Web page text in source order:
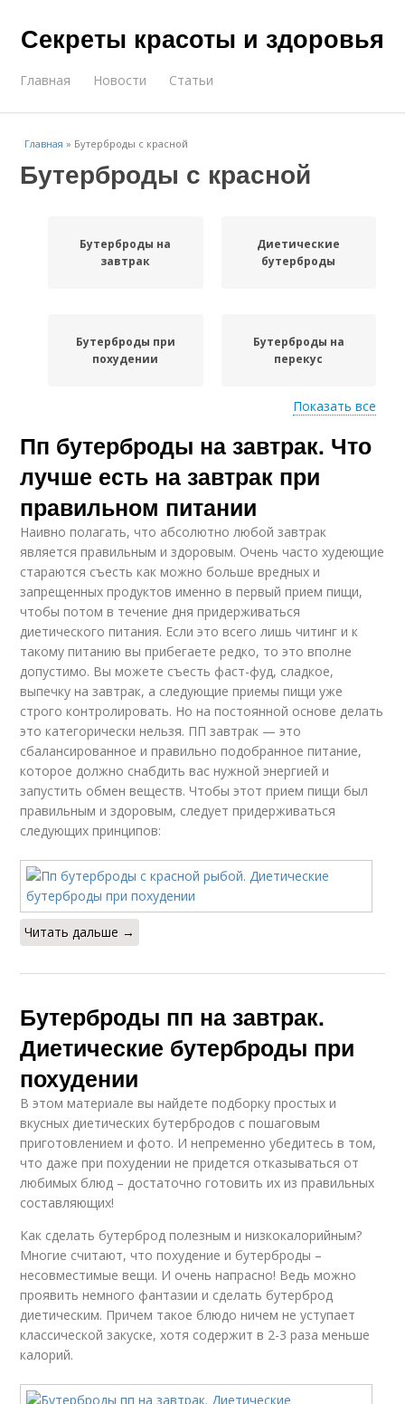
Секреты красоты и здоровья
Главная Новости Статьи
Главная » Бутерброды с красной
Бутерброды с красной
Бутерброды на
завтрак
Диетические
бутерброды
Бутерброды при
похудении
Бутерброды на
перекус
Полезные бутерброды Типичный бутерброд
Бутерброды с
авокадо
Низкокалорийные
бутерброды
Бутерброды с
куриной грудкой
Бутерброды с
чесночной морковью
Бутерброды с рыбой
Вкусный бутерброд
Бутерброд с красной
Бутерброд с куриной
грудкой
Бутерброд с котлетой
Бутерброд с
печеночным
паштетом
Бутерброды с мясом
Бутерброд с тунцом
похудения
Бутерброды без хлеба Бутерброды с тунцом
Показать все
Пп бутерброды на завтрак. Что
лучше есть на завтрак при
правильном питании
Наивно полагать, что абсолютно любой завтрак
является правильным и здоровым. Очень часто худеющие
стараются съесть как можно больше вредных и
запрещенных продуктов именно в первый прием пищи,
чтобы потом в течение дня придерживаться
диетического питания. Если это всего лишь читинг и к
такому питанию вы прибегаете редко, то это вполне
допустимо. Вы можете съесть фаст-фуд, сладкое,
выпечку на завтрак, а следующие приемы пищи уже
строго контролировать. Но на постоянной основе делать
это категорически нельзя. ПП завтрак — это
сбалансированное и правильно подобранное питание,
которое должно снабдить вас нужной энергией и
запустить обмен веществ. Чтобы этот прием пищи был
правильным и здоровым, следует придерживаться
следующих принципов:
Читать дальше →
Бутерброды пп на завтрак.
Диетические бутерброды при
похудении
В этом материале вы найдете подборку простых и
вкусных диетических бутербродов с пошаговым
приготовлением и фото. И непременно убедитесь в том,
что даже при похудении не придется отказываться от
любимых блюд – достаточно готовить их из правильных
составляющих!
Как сделать бутерброд полезным и низкокалорийным?
Многие считают, что похудение и бутерброды –
несовместимые вещи. И очень напрасно! Ведь можно
проявить немного фантазии и сделать бутерброд
диетическим. Причем такое блюдо ничем не уступает
классической закуске, хотя содержит в 2-3 раза меньше
калорий.